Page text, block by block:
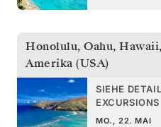
Honolulu, Oahu, Hawaii
Amerika (USA)
SIEHE
EXCURSIONS
MO., 22. MAI